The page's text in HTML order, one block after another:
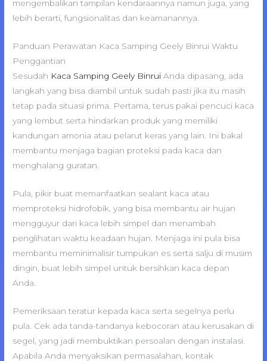
mengembalikan tampilan kendaraannya namun juga, yang
lebih berarti, fungsionalitas dan keamanannya.
Panduan Perawatan Kaca Samping Geely Binrui Waktu
Penggantian
Sesudah Kaca Samping Geely Binrui Anda dipasang, ada
langkah yang bisa diambil untuk sudah pasti jika itu masih
tetap pada situasi prima. Pertama, terus pakai pencuci kaca
yang lembut serta hindarkan produk yang memiliki
kandungan amonia atau pelarut keras yang lain. Ini bakal
membantu menjaga bagian proteksi pada kaca dan
menghalang guratan.
Pula, pikir buat memanfaatkan sealant kaca atau
memproteksi hidrofobik, yang bisa membantu air hujan
mengguyur dari kaca lebih simpel dan menambah
penglihatan waktu keadaan hujan. Menjaga ini pula bisa
membantu meminimalisir tumpukan es serta salju di musim
dingin, buat lebih simpel untuk bersihkan kaca depan
Anda.
Pemeriksaan teratur kepada kaca serta segelnya perlu
pula. Cek ada tanda-tandanya kebocoran atau kerusakan di
segel, yang jadi membuktikan persoalan dengan instalasi.
Apabila Anda menyaksikan permasalahan, kontak